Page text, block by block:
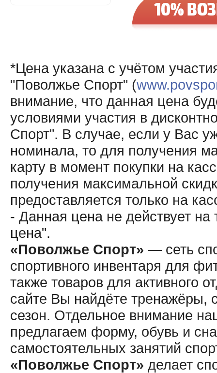
*Цена указана с учётом
"Поволжье Спорт" (
внимание, что данная цена
условиями участия в
Спорт". В случае, если у Вас
номинала, то для получения
карту в момент покупки на
получения максимальной
предоставляется только на
- Данная цена не действует
цена".
«Поволжье Спорт» — сеть
спортивного инвентаря для
также товаров для активного
сайте Вы найдёте тренажёры,
сезон. Отдельное внимание
предлагаем форму, обувь и
самостоятельных занятий
«Поволжье Спорт» делает